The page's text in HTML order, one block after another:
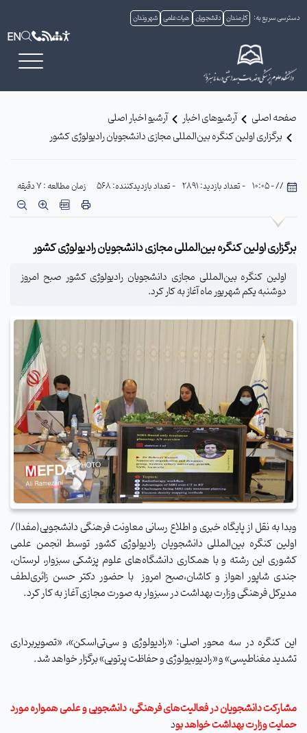
دسترسی سریع به: کارمندان دانشجویان هیات علمی شهروندان
EN
صفحه اصلی آرشیوهای اخبار
آرشیو اخبار اصلی
برگزاری اولین کنگره بین‌المللی مجازی دانشجویان رادیولوژی کشور
// - 10:05 - تعداد بازدید: 2891 - تعداد بازدیدکننده: 568 زمان مطالعه : 7 دقیقه
برگزاری اولین کنگره بین‌المللی مجازی دانشجویان رادیولوژی کشور
اولین کنگره بین‌المللی مجازی دانشجویان رادیولوژی کشور صبح امروز
دوشنبه یکم شهریور ماه آغاز به کار کرد.
وبدا به نقل از پایگاه خبری و اطلاع رسانی معاونت فرهنگی دانشجویی(مفدا)/
اولین کنگره بین‌المللی دانشجویان رادیولوژی کشور توسط انجمن علمی
کشوری این رشته و با همکاری دانشگاه‌های علوم پزشکی سبزوار، لرستان،
جندی شاپور اهواز و کاشان،صبح امروز با حضور دکتر حسن زائری‌لطف
مدیرکل فرهنگی وزارت بهداشت در سبزوار به صورت مجازی آغاز به کار کرد.
این کنگره در سه محور اصلی: «رادیولوژی و سی‌تی‌اسکن»، «تصویربرداری
تشدید مغناطیسی» و «رادیوبیولوژی و حفاظت پرتویی» برگزار خواهد شد.
مشارکت دانشجویان در فعالیت‌های فرهنگی، دانشجویی و علمی همواره مورد
حمایت وزارت بهداشت خواهد بود